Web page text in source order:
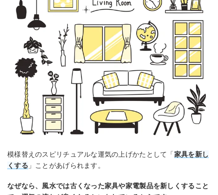
模様替えのスピリチュアルな運気の上げかたとして「家具を新し
くする 」ことがあげられます。
なぜなら、風水では古くなった家具や家電製品を新しくすること